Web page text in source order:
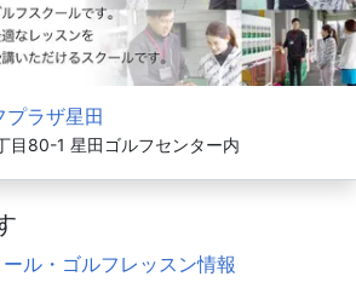
プラザ星田
目80-1 星田ゴルフセンター内
ル・ゴルフレッスン情報